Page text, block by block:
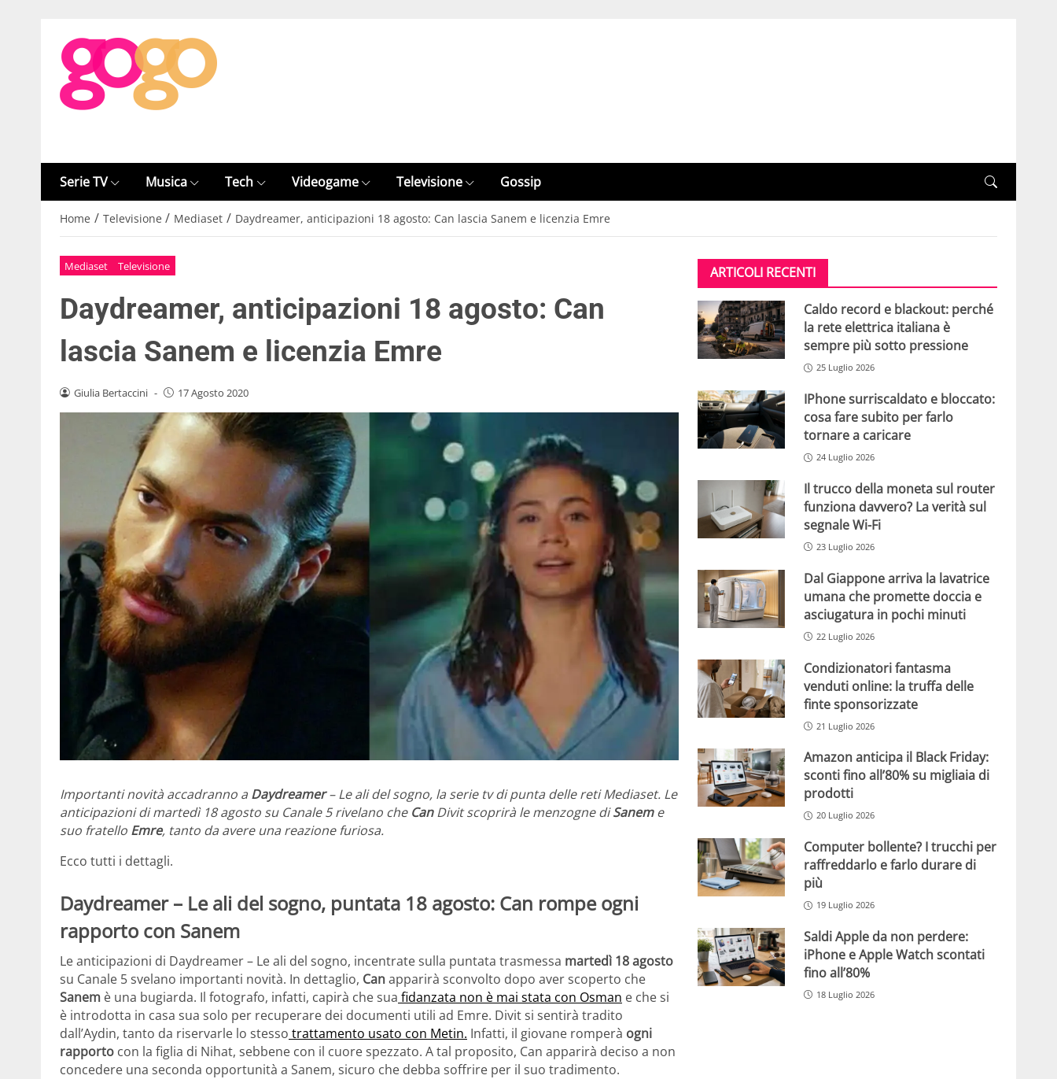
Serie TV Musica Tech Videogame Televisione Gossip
Home / Televisione / Mediaset / Daydreamer, anticipazioni 18 agosto: Can lascia Sanem e licenzia Emre
Mediaset Televisione
Daydreamer, anticipazioni 18 agosto: Can
lascia Sanem e licenzia Emre
Giulia Bertaccini - 17 Agosto 2020
Importanti novità accadranno a Daydreamer– Le ali del sogno, la serie tv di punta delle reti Mediaset. Le
anticipazioni di martedì 18 agosto su Canale 5 rivelano che CanDivit scoprirà le menzogne diSaneme
suo fratello Emre, tanto da avere una reazione furiosa.
Ecco tutti i dettagli.
Daydreamer – Le ali del sogno, puntata 18 agosto: Can rompe ogni
rapporto con Sanem
Le anticipazioni di Daydreamer – Le ali del sogno, incentrate sulla puntata trasmessa martedì 18 agosto
su Canale 5 svelano importanti novità. In dettaglio, Canapparirà sconvolto dopo aver scoperto che
Sanem è una bugiarda. Il fotografo, infatti, capirà che sua fidanzata non è mai stata con Osman e che si
è introdotta in casa sua solo per recuperare dei documenti utili ad Emre. Divit si sentirà tradito
dall’Aydin, tanto da riservarle lo stesso trattamento usato con Metin. Infatti, il giovane romperà ogni
rapporto con la figlia di Nihat, sebbene con il cuore spezzato. A tal proposito, Can apparirà deciso a non
concedere una seconda opportunità a Sanem, sicuro che debba soffrire per il suo tradimento.
ARTICOLI RECENTI
Caldo record e blackout: perché
la rete elettrica italiana è
sempre più sotto pressione
25 Luglio 2026
IPhone surriscaldato e bloccato:
cosa fare subito per farlo
tornare a caricare
24 Luglio 2026
Il trucco della moneta sul router
funziona davvero? La verità sul
segnale Wi-Fi
23 Luglio 2026
Dal Giappone arriva la lavatrice
umana che promette doccia e
asciugatura in pochi minuti
22 Luglio 2026
Condizionatori fantasma
venduti online: la truffa delle
finte sponsorizzate
21 Luglio 2026
Amazon anticipa il Black Friday:
sconti fino all’80% su migliaia di
prodotti
20 Luglio 2026
Computer bollente? I trucchi per
raffreddarlo e farlo durare di
più
19 Luglio 2026
Saldi Apple da non perdere:
iPhone e Apple Watch scontati
fino all’80%
18 Luglio 2026